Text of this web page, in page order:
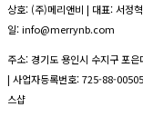
상호: (주)메리앤비 | 대표: 서정
일: info@merrynb.com
주소: 경기도 용인시 수지구 포
| 사업자등록번호:725-88-00505
스샵